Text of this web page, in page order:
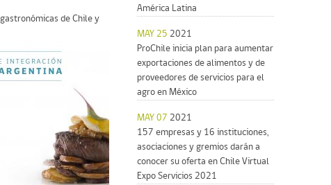
gastronómicas de Chile y
América Latina
MAY 25 2021
ProChile inicia plan para aumentar
exportaciones de alimentos y de
proveedores de servicios para el
agro en México
MAY 07 2021
157 empresas y 16 instituciones,
asociaciones y gremios darán a
conocer su oferta en Chile Virtual
Expo Servicios 2021